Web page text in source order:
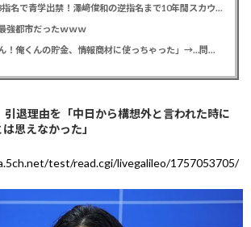
緒方孝市カープドラ3指名で青学出禁！澤﨑俊和の逆指名まで10年間スカウト出禁
強都市だったｗｗｗ
【悲報】彼女「ごめん！俺くんの貯金、情報商材に使っちゃった」→…問い詰めたらギャン泣きされたんだが俺が悪いのか？
引退理由を「中日から構想外と言われた時に
思えなかった」
test/read.cgi/livegalileo/1757053705/